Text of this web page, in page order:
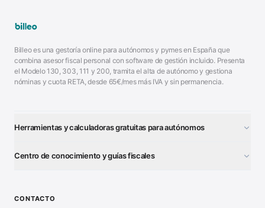
Billeo es una gestoría online para autónomos y pymes en España que
combina asesor fiscal personal con software de gestión incluido. Presenta
el Modelo 130, 303, 111 y 200, tramita el alta de autónomo y gestiona
nóminas y cuota RETA, desde 65€/mes más IVA y sin permanencia.
Herramientas y calculadoras gratuitas para autónomos
Generador Nóminas
Centro de conocimiento y guías fiscales
■Alta Autónomo Paso a Paso
CONTACTO